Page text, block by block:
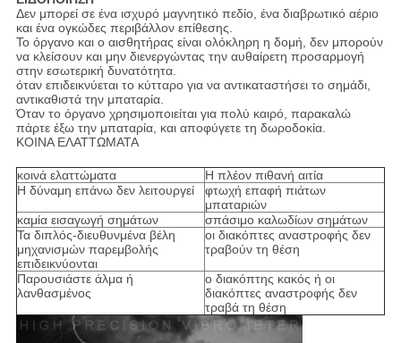
Δεν μπορεί σε ένα ισχυρό μαγνητικό πεδίο, ένα διαβρωτικό αέριο
και ένα ογκώδες περιβάλλον επίθεσης.
Το όργανο και ο αισθητήρας είναι ολόκληρη η δομή, δεν μπορούν
να κλείσουν και μην διενεργώντας την αυθαίρετη προσαρμογή
στην εσωτερική δυνατότητα.
όταν επιδεικνύεται το κύτταρο για να αντικαταστήσει το σημάδι,
αντικαθιστά την μπαταρία.
Όταν το όργανο χρησιμοποιείται για πολύ καιρό, παρακαλώ
πάρτε έξω την μπαταρία, και αποφύγετε τη δωροδοκία.
ΚΟΙΝΑ ΕΛΑΤΤΩΜΑΤΑ
κοινά ελαττώματα
Η πλέον πιθανή αιτία
Η δύναμη επάνω δεν λειτουργεί
φτωχή επαφή πιάτων
μπαταριών
καμία εισαγωγή σημάτων
σπάσιμο καλωδίων σημάτων
Τα διπλός-διευθυνμένα βέλη
μηχανισμών παρεμβολής
επιδεικνύονται
οι διακόπτες αναστροφής δεν
τραβούν τη θέση
Παρουσιάστε άλμα ή
λανθασμένος
ο διακόπτης κακός ή οι
διακόπτες αναστροφής δεν
τραβά τη θέση